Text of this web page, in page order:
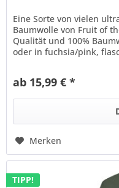
Eine Sorte von vielen
Baumwolle von Fruit of
Qualität und 100%
oder in fuchsia/pink,
ab 15,99 € *
Merken
TIPP!